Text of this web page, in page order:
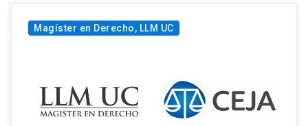
Magíster en Derecho, LLM UC